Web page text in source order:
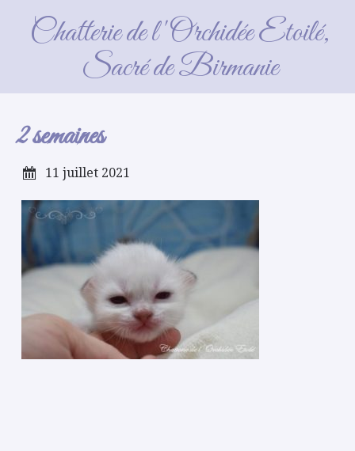
Chatterie de l'Orchidée Etoilé,
Sacré de Birmanie
2 semaines
2 semaines
11 juillet 2021